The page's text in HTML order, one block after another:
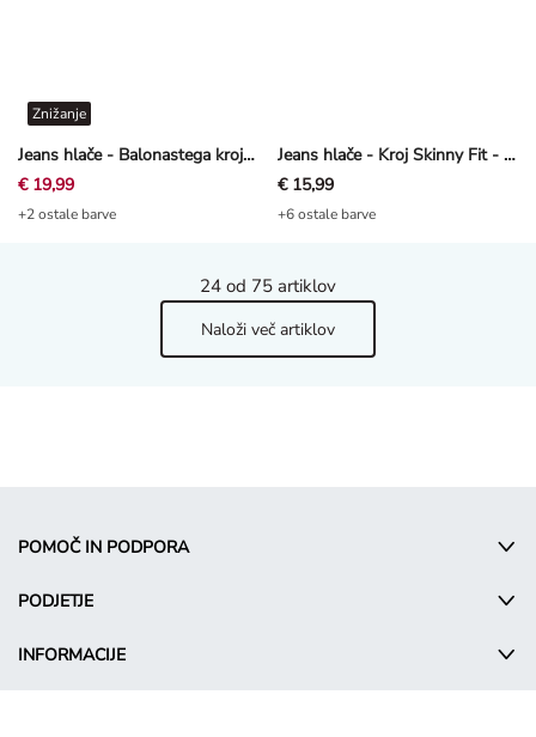
Jeans hlače - Balonastega kroja - modra
Znižanje
€ 19,99
+2 ostale barve
Jeans hlače - Kroj Skinny Fit - modra
€ 15,99
+6 ostale barve
24 od 75 artiklov
Naloži več artiklov
POMOČ IN PODPORA
PODJETJE
INFORMACIJE